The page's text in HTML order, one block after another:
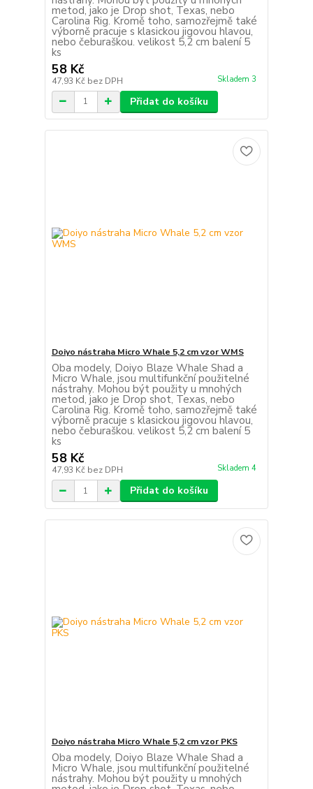
metod, jako je Drop shot, Texas, nebo
Carolina Rig. Kromě toho, samozřejmě také
výborně pracuje s klasickou jigovou hlavou,
nebo čeburaškou. velikost 5,2 cm balení 5
ks
58 Kč
47,93 Kč bez DPH Skladem 3
Přidat do košíku
Doiyo nástraha Micro Whale 5,2 cm vzor WMS
Oba modely, Doiyo Blaze Whale Shad a
Micro Whale, jsou multifunkční použitelné
nástrahy. Mohou být použity u mnohých
metod, jako je Drop shot, Texas, nebo
Carolina Rig. Kromě toho, samozřejmě také
výborně pracuje s klasickou jigovou hlavou,
nebo čeburaškou. velikost 5,2 cm balení 5
ks
58 Kč
47,93 Kč bez DPH Skladem 4
Přidat do košíku
Doiyo nástraha Micro Whale 5,2 cm vzor PKS
Oba modely, Doiyo Blaze Whale Shad a
Micro Whale, jsou multifunkční použitelné
nástrahy. Mohou být použity u mnohých